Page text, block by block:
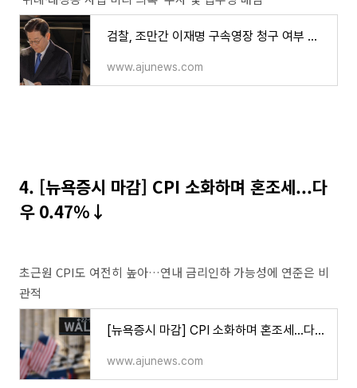
검찰, 조만간 이재명 구속영장 청구 여부 결정 | 아주경제
www.ajunews.com
4. [뉴욕증시 마감] ​CPI 소화하며 혼조세...다
우 0.47%↓
초근원 CPI도 여전히 높아…연내 금리인하 가능성에 연준은 비
관적
[뉴욕증시 마감] ​CPI 소화하며 혼조세...다우 0.47%↓ | 아주경제
www.ajunews.com